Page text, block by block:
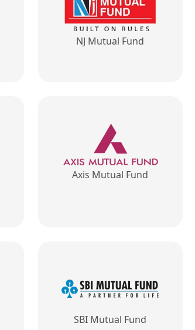
NJ Mutual Fund
Axis Mutual Fund
SBI Mutual Fund